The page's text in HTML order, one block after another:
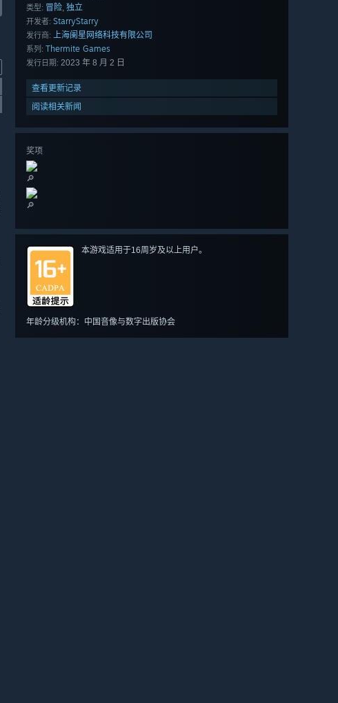
类型: 冒险, 独立
开发者: StarryStarry
发行商: 上海阑星网络科技有限公司
系列: Thermite Games
发行日期: 2023 年 8 月 2 日
查看更新记录
阅读相关新闻
奖项
🔎
🔎
本游戏适用于16周岁及以上用户。
年龄分级机构：中国音像与数字出版协会